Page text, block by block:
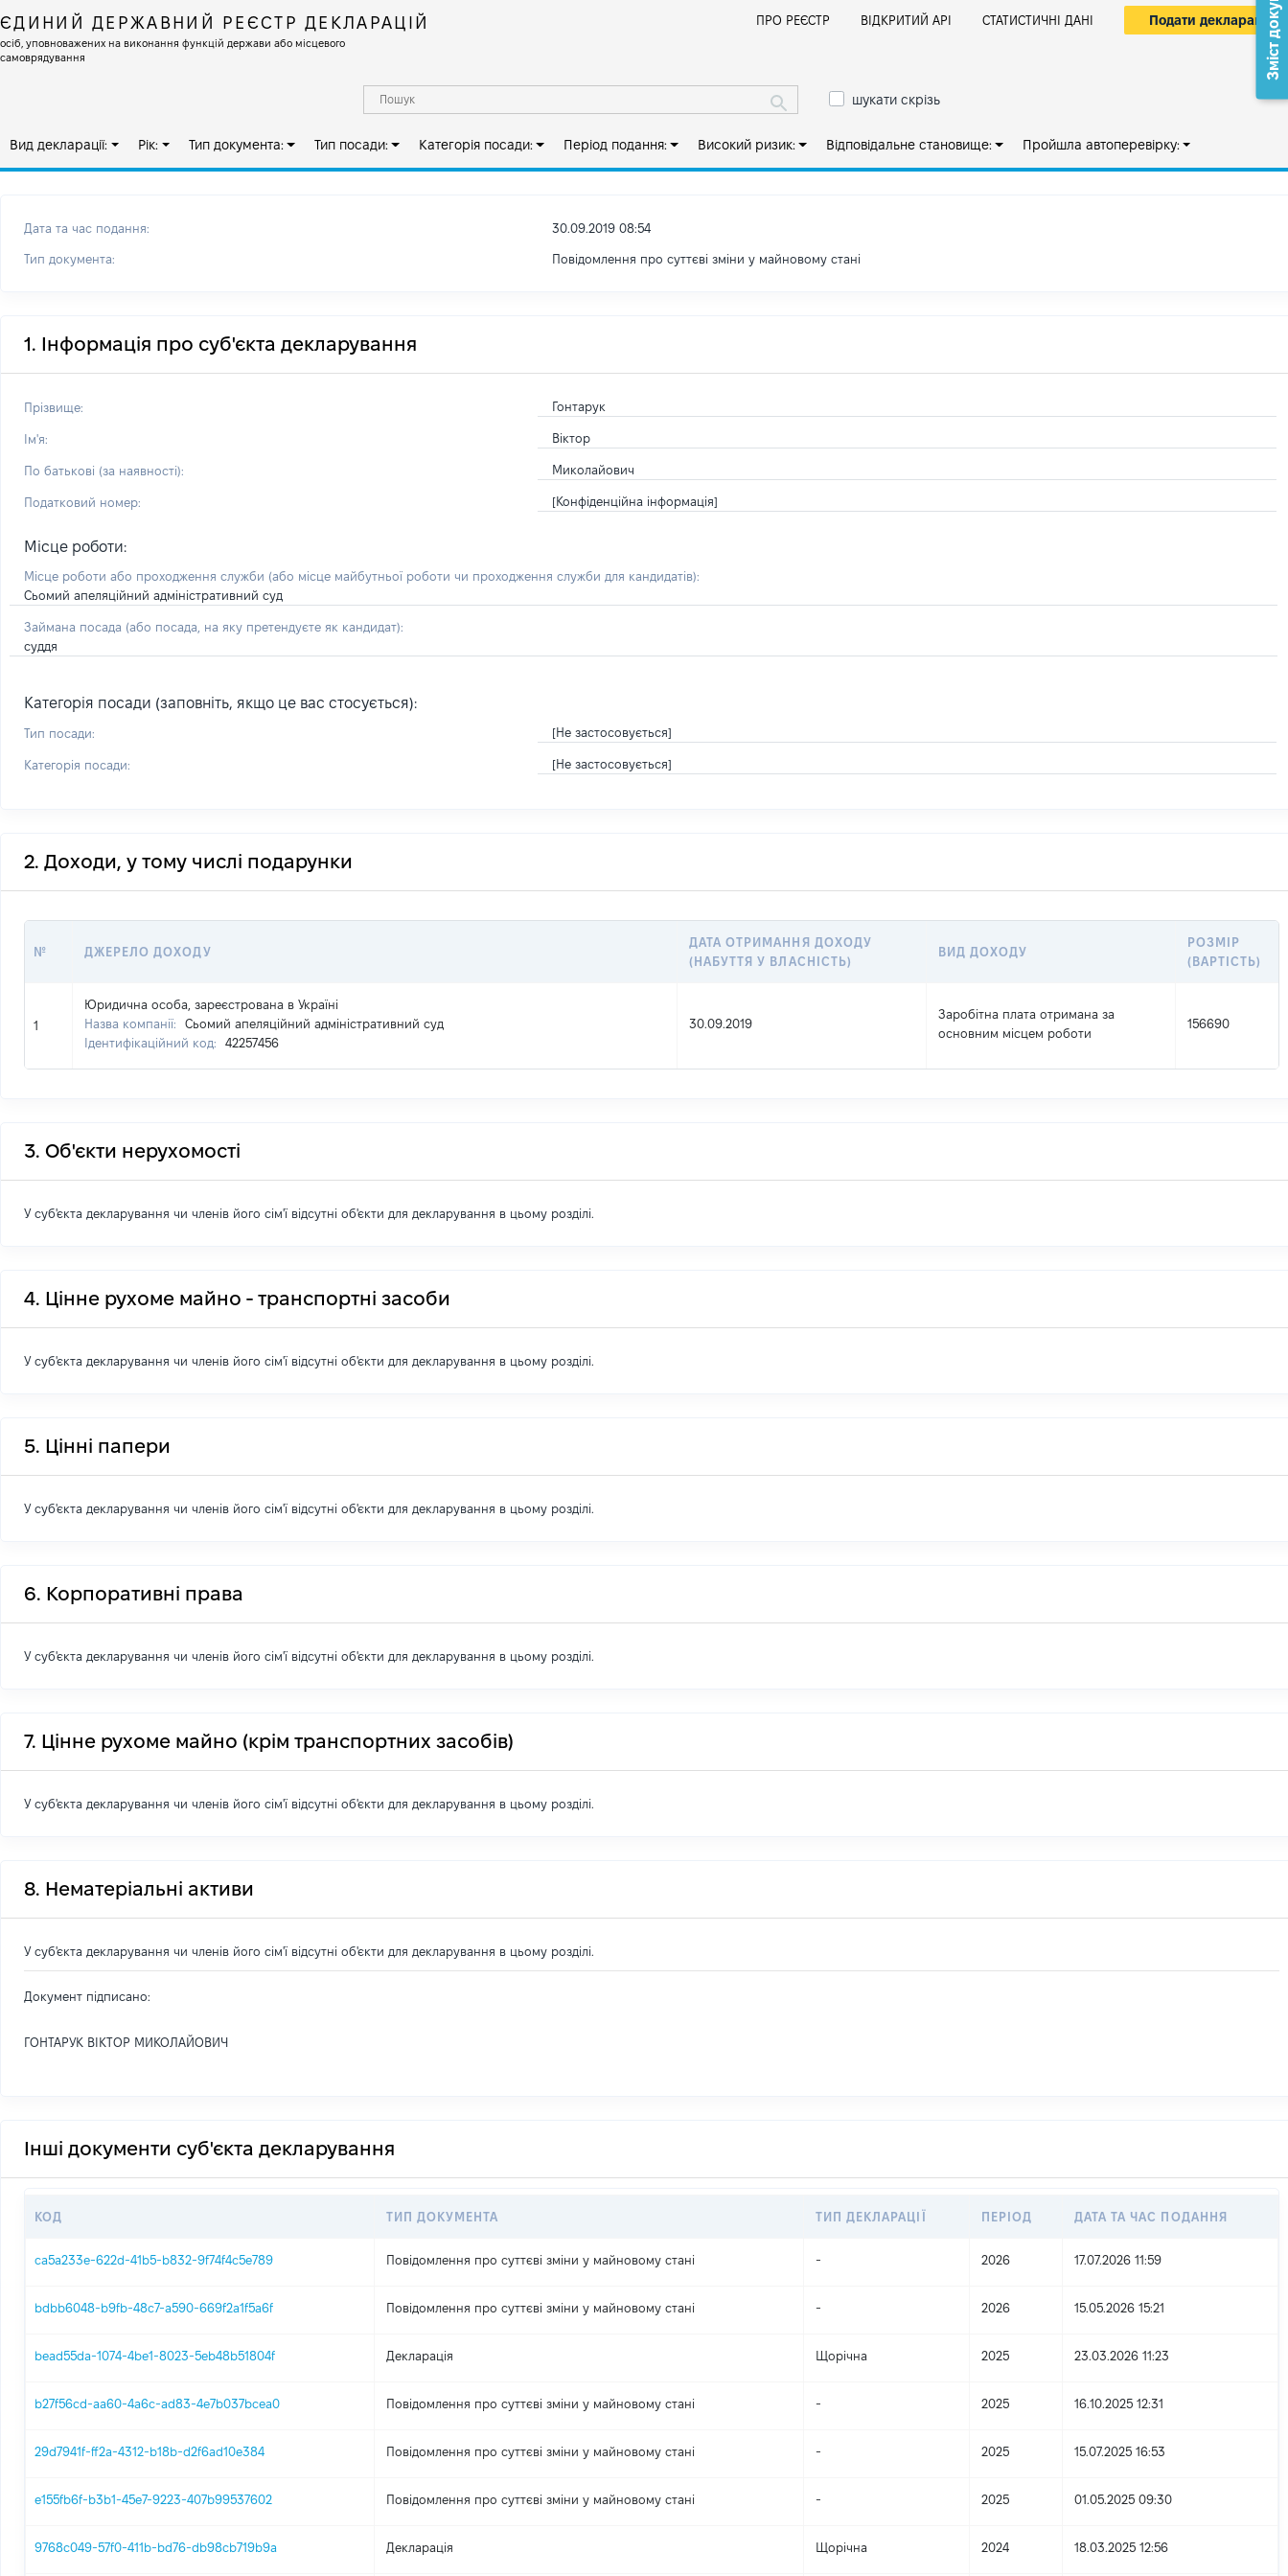
ЄДИНИЙ ДЕРЖАВНИЙ РЕЄСТР ДЕКЛАРАЦІЙ
осіб, уповноважених на виконання функцій держави або місцевого
самоврядування
ПРО РЕЄСТР ВІДКРИТИЙ АРІ СТАТИСТИЧНІ ДАНІ Подати декларацію
шукати скрізь
Вид декларації: Рік: Тип документа: Тип посади: Категорія посади: Період подання: Високий ризик: Відповідальне становище: Пройшла автоперевірку:
Дата та час подання: 30.09.2019 08:54
Тип документа: Повідомлення про суттєві зміни y майновому стані
1. Інформація про суб'єкта декларування
Прізвище: Гонтарук
Ім'я: Віктор
По батькові (за наявності): Миколайович
Податковий номер: [Конфіденційна інформація]
Місце роботи:
Місце роботи або проходження служби (або місце майбутньої роботи чи проходження служби для кандидатів):
Сьомий апеляційний адміністративний суд
Займана посада (або посада, на яку претендуєте як кандидат):
суддя
Категорія посади (заповніть, якщо це вас стосується):
Тип посади: [Не застосовується]
Категорія посади: [Не застосовується]
2. Доходи, у тому числі подарунки
№ ДЖЕРЕЛО ДОХОДУ
ДАТА ОТРИМАННЯ ДОХОДУ
(НАБУТТЯ У ВЛАСНІСТЬ)
ВИД ДОХОДУ
РОЗМІР
(ВАРТІСТЬ)
1
Юридична особа, зареєстрована в Україні
Назва компанії:
Сьомий апеляційний адміністративний суд
Ідентифікаційний код:
42257456
30.09.2019
Заробітна плата отримана за
основним місцем роботи
156690
3. Об'єкти нерухомості
У суб'єкта декларування чи членів його сім'ї відсутні об'єкти для декларування в цьому розділі.
4. Цінне рухоме майно - транспортні засоби
У суб'єкта декларування чи членів його сім'ї відсутні об'єкти для декларування в цьому розділі.
5. Цінні папери
У суб'єкта декларування чи членів його сім'ї відсутні об'єкти для декларування в цьому розділі.
6. Корпоративні права
У суб'єкта декларування чи членів його сім'ї відсутні об'єкти для декларування в цьому розділі.
7. Цінне рухоме майно (крім транспортних засобів)
У суб'єкта декларування чи членів його сім'ї відсутні об'єкти для декларування в цьому розділі.
8. Нематеріальні активи
У суб'єкта декларування чи членів його сім'ї відсутні об'єкти для декларування в цьому розділі.
Документ підписано:
ГОНТАРУК ВІКТОР МИКОЛАЙОВИЧ
Інші документи суб'єкта декларування
КОД ТИП ДОКУМЕНТА ТИП ДЕКЛАРАЦІЇ ПЕРІОД ДАТА ТА ЧАС ПОДАННЯ
ca5a233e-622d-41b5-b832-9f74f4c5e789 Повідомлення про суттєві зміни y майновому стані - 2026 17.07.2026 11:59
bdbb6048-b9fb-48c7-a590-669f2a1f5a6f Повідомлення про суттєві зміни y майновому стані - 2026 15.05.2026 15:21
bead55da-1074-4be1-8023-5eb48b51804f Декларація Щорічна 2025 23.03.2026 11:23
b27f56cd-aa60-4a6c-ad83-4e7b037bcea0 Повідомлення про суттєві зміни y майновому стані - 2025 16.10.2025 12:31
29d7941f-ff2a-4312-b18b-d2f6ad10e384 Повідомлення про суттєві зміни y майновому стані - 2025 15.07.2025 16:53
e155fb6f-b3b1-45e7-9223-407b99537602 Повідомлення про суттєві зміни y майновому стані - 2025 01.05.2025 09:30
9768c049-57f0-411b-bd76-db98cb719b9a Декларація Щорічна 2024 18.03.2025 12:56